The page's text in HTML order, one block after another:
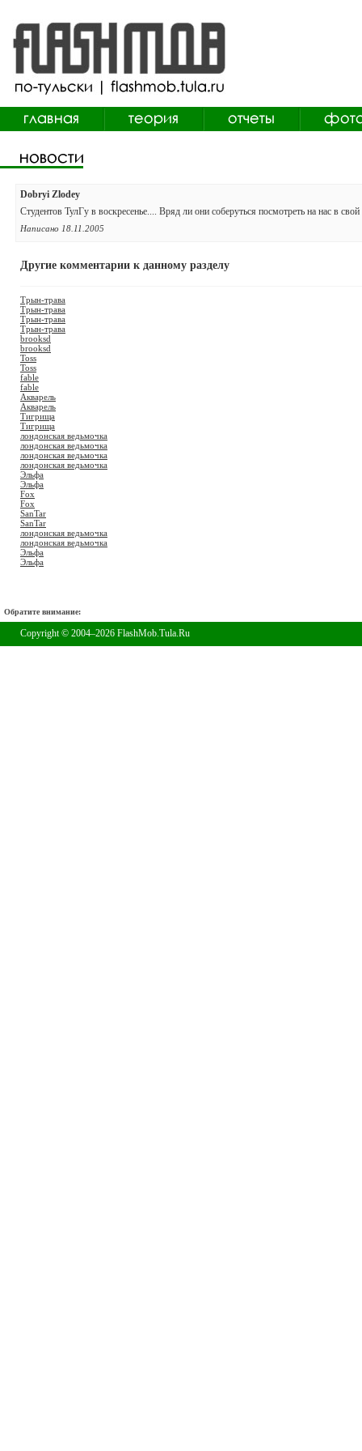
Dobryi Zlodey
Студентов ТулГу в воскресенье.... Вряд ли они соберуться посмотреть на нас в
Написано 18.11.2005
Другие комментарии к данному разделу
Трын-трава
Трын-трава
Трын-трава
Трын-трава
brooksd
brooksd
Toss
Toss
fable
fable
Акварель
Акварель
Тигрища
Тигрища
лондонская ведьмочка
лондонская ведьмочка
лондонская ведьмочка
лондонская ведьмочка
Эльфа
Эльфа
Fox
Fox
SanTar
SanTar
лондонская ведьмочка
лондонская ведьмочка
Эльфа
Эльфа
Обратите внимание:
Copyright © 2004–2026 FlashMob.Tula.Ru